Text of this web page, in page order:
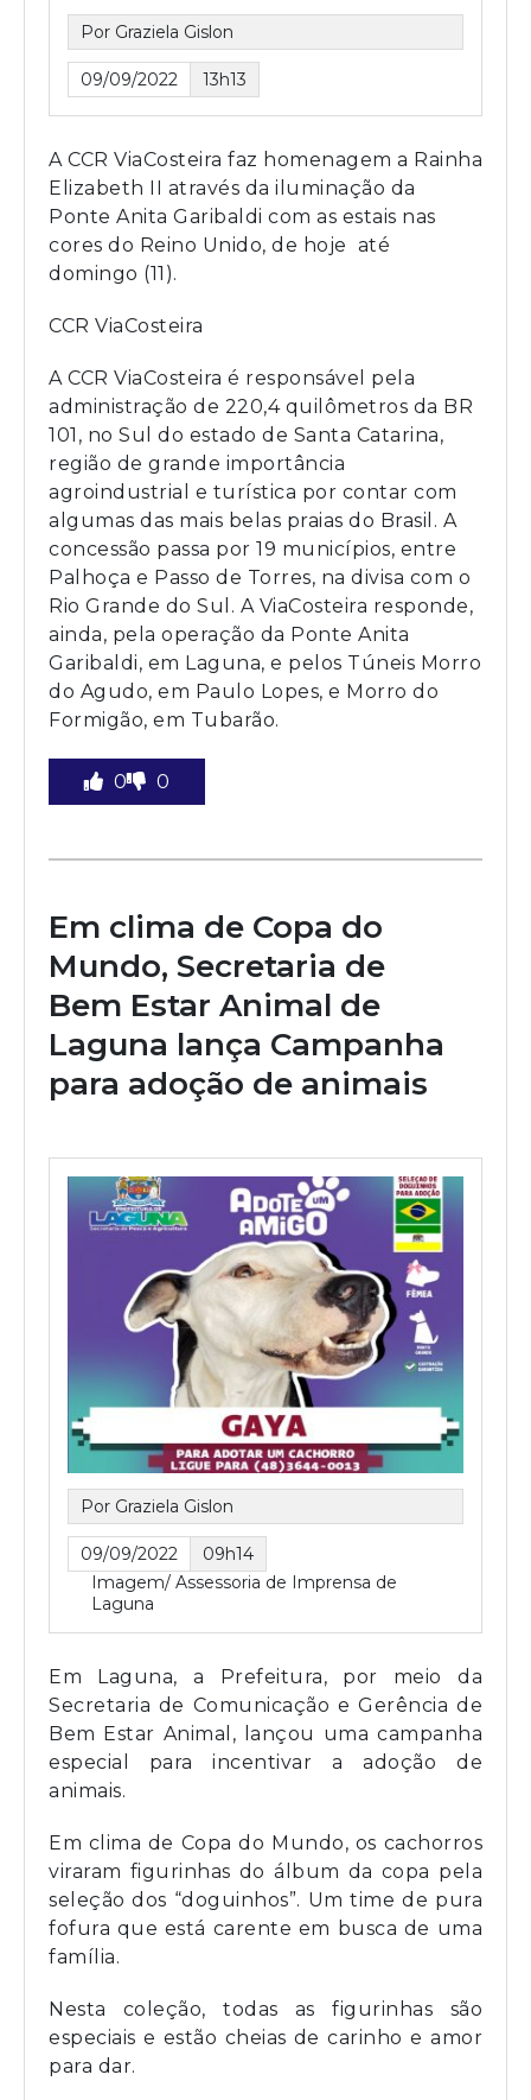
Por Graziela Gislon
09/09/2022 13h13
A CCR ViaCosteira faz homenagem a Rainha
Elizabeth II através da iluminação da
Ponte Anita Garibaldi com as estais nas
cores do Reino Unido, de hoje até
domingo (11).
CCR ViaCosteira
A CCR ViaCosteira é responsável pela
administração de 220,4 quilômetros da BR
101, no Sul do estado de Santa Catarina,
região de grande importância
agroindustrial e turística por contar com
algumas das mais belas praias do Brasil. A
concessão passa por 19 municípios, entre
Palhoça e Passo de Torres, na divisa com o
Rio Grande do Sul. A ViaCosteira responde,
ainda, pela operação da Ponte Anita
Garibaldi, em Laguna, e pelos Túneis Morro
do Agudo, em Paulo Lopes, e Morro do
Formigão, em Tubarão.
0 0
Em clima de Copa do
Mundo, Secretaria de
Bem Estar Animal de
Laguna lança Campanha
para adoção de animais
Por Graziela Gislon
09/09/2022
09h14
Imagem/ Assessoria de Imprensa de
Laguna
Em Laguna, a Prefeitura, por meio da
Secretaria de Comunicação e Gerência de
Bem Estar Animal, lançou uma campanha
especial para incentivar a adoção de
animais.
Em clima de Copa do Mundo, os cachorros
viraram figurinhas do álbum da copa pela
seleção dos “doguinhos”. Um time de pura
fofura que está carente em busca de uma
família.
Nesta coleção, todas as figurinhas são
especiais e estão cheias de carinho e amor
para dar.